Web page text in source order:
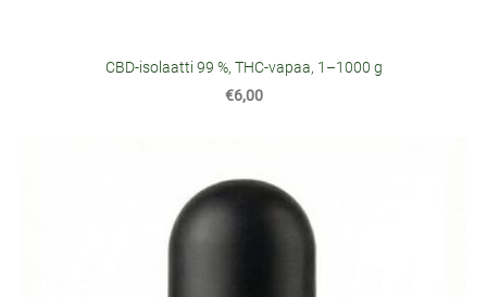
CBD-isolaatti 99 %, THC-vapaa, 1–1000 g
€6,00